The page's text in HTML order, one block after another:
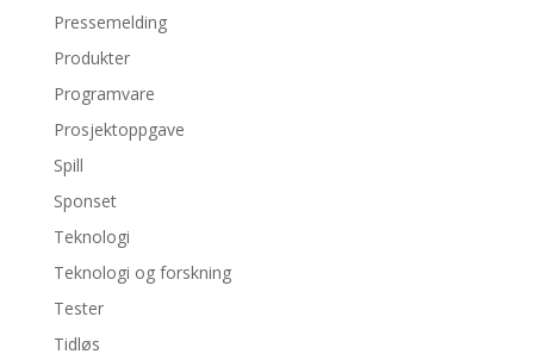
Pressemelding
Produkter
Programvare
Prosjektoppgave
Spill
Sponset
Teknologi
Teknologi og forskning
Tester
Tidløs